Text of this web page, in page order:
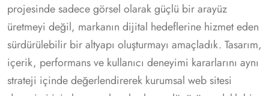
projesinde sadece görsel olarak güçlü bir arayüz
üretmeyi değil, markanın dijital hedeflerine hizmet eden
sürdürülebilir bir altyapı oluşturmayı amaçladık. Tasarım,
içerik, performans ve kullanıcı deneyimi kararlarını aynı
strateji içinde değerlendirerek kurumsal web sitesi